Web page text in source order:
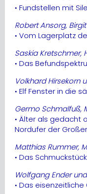
• Fundstellen mit
Robert Ansorg,
• Vom Lagerplatz
Saskia Kretschmer,
• Das
Volkhard Hirsekorn
• Elf Fenster in die
Germo Schmalfuß,
• Älter als gedacht
Nordufer der
Matthias Rummer,
• Das
Wolfgang Ender
• Das